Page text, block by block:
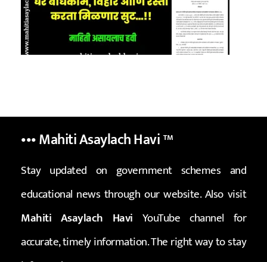
••• Mahiti Asaylach Havi™
Stay updated on government schemes and
educational news through our website. Also visit
Mahiti Asaylach Havi YouTube channel for
accurate, timely information. The right way to stay